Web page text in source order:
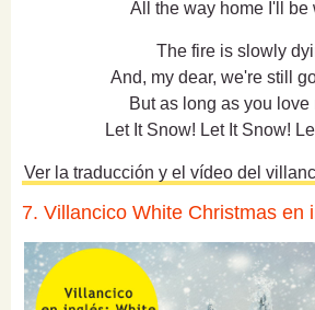
All the way home I'll be
The fire is slowly
And, my dear, we're still
But as long as you love
Let It Snow! Let It Snow!
Ver la traducción y el vídeo del
7. Villancico White Christmas en